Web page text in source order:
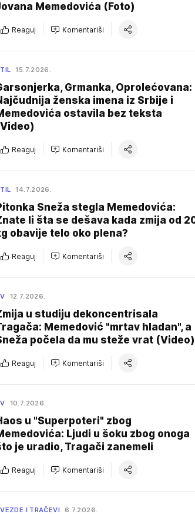
Memedovića (Foto)
Reaguj Komentariši
15.7.2026.
Grmanka, Oprolećovana:
ženska imena iz Srbije i
ostavila bez teksta
Reaguj Komentariši
14.7.2026.
Sneža stegla Memedovića:
li šta se dešava kada zmija od
obavije telo oko plena?
Reaguj Komentariši
12.7.2026.
u studiju dekoncentrisala
Memedović "mrtav hladan", a
počela da mu steže vrat (Video)
Reaguj Komentariši
10.7.2026.
u "Superpoteri" zbog
Ljudi u šoku zbog onoga
je uradio, Tragači zanemeli
Reaguj Komentariši
I TRAČEVI 6.7.2026.